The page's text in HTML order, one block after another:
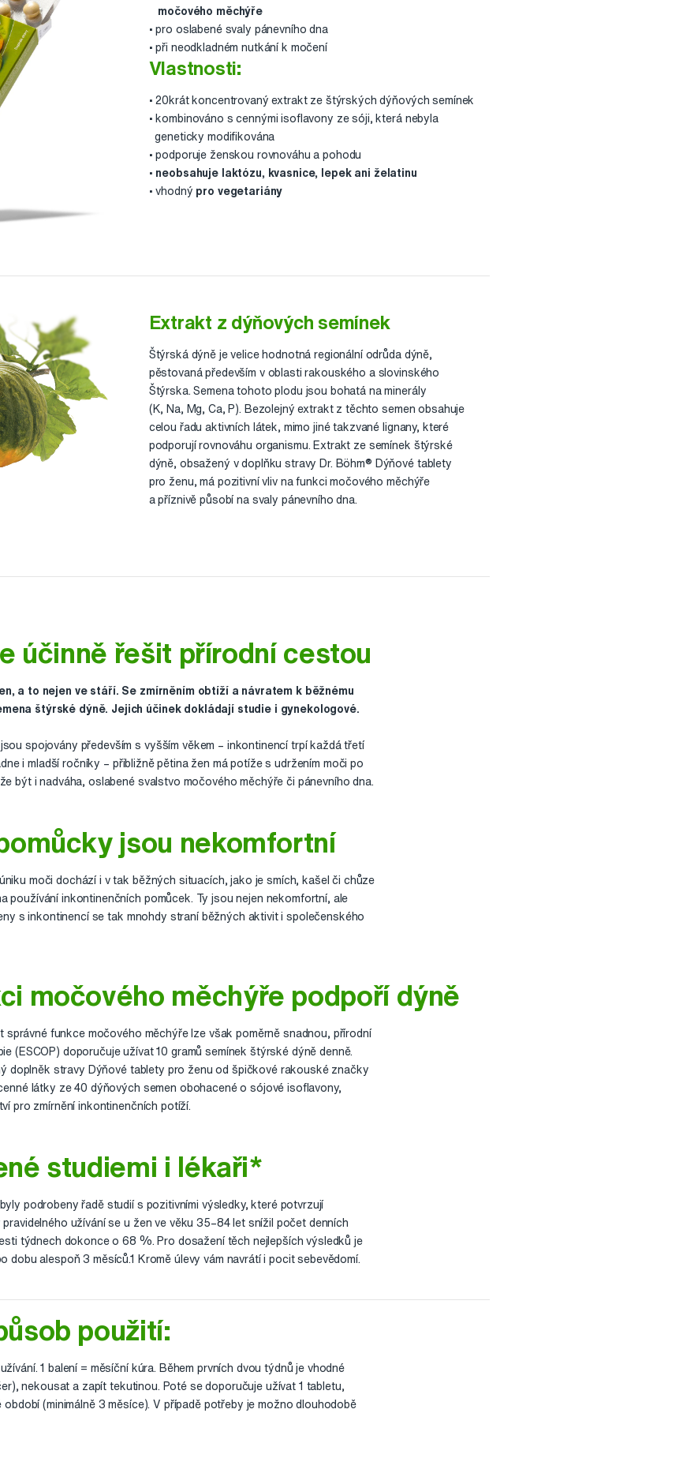
močového měchýře
• pro oslabené svaly pánevního dna
• při neodkladném nutkání k močení
Vlastnosti:
• 20krát koncentrovaný extrakt ze štýrských dýňových semínek
• kombinováno s cennými isoflavony ze sóji, která nebyla
geneticky modifikována
• podporuje ženskou rovnováhu a pohodu
• neobsahuje laktózu, kvasnice, lepek ani želatinu
• vhodný pro vegetariány
Extrakt z dýňových semínek
Štýrská dýně je velice hodnotná regionální odrůda dýně,
pěstovaná především v oblasti rakouského a slovinského
Štýrska. Semena tohoto plodu jsou bohatá na minerály
(K, Na, Mg, Ca, P). Bezolejný extrakt z těchto semen obsahuje
celou řadu aktivních látek, mimo jiné takzvané lignany, které
podporují rovnováhu organismu. Extrakt ze semínek štýrské
dýně, obsažený v doplňku stravy Dr. Böhm® Dýňové tablety
pro ženu, má pozitivní vliv na funkci močového měchýře
a příznivě působí na svaly pánevního dna.
účinně řešit přírodní cestou
a to nejen ve stáří. Se zmírněním obtíží a návratem k běžnému
štýrské dýně. Jejich účinek dokládají studie i gynekologové.
spojovány především s vyšším věkem – inkontinencí trpí každá třetí
i mladší ročníky – přibližně pětina žen má potíže s udržením moči po
být i nadváha, oslabené svalstvo močového měchýře či pánevního dna.
jsou nekomfortní
moči dochází i v tak běžných situacích, jako je smích, kašel či chůze
používání inkontinenčních pomůcek. Ty jsou nejen nekomfortní, ale
s inkontinencí se tak mnohdy straní běžných aktivit i společenského
močového měchýře podpoří dýně
funkce močového měchýře lze však poměrně snadnou, přírodní
(ESCOP) doporučuje užívat 10 gramů semínek štýrské dýně denně.
doplněk stravy Dýňové tablety pro ženu od špičkové rakouské značky
látky ze 40 dýňových semen obohacené o sójové isoflavony,
pro zmírnění inkontinenčních potíží.
studiemi i lékaři*
podrobeny řadě studií s pozitivními výsledky, které potvrzují
užívání se u žen ve věku 35–84 let snížil počet denních
týdnech dokonce o 68 %. Pro dosažení těch nejlepších výsledků je
dobu alespoň 3 měsíců.1 Kromě úlevy vám navrátí i pocit sebevědomí.
použití:
1 balení = měsíční kúra. Během prvních dvou týdnů je vhodné
nekousat a zapít tekutinou. Poté se doporučuje užívat 1 tabletu,
(minimálně 3 měsíce). V případě potřeby je možno dlouhodobě